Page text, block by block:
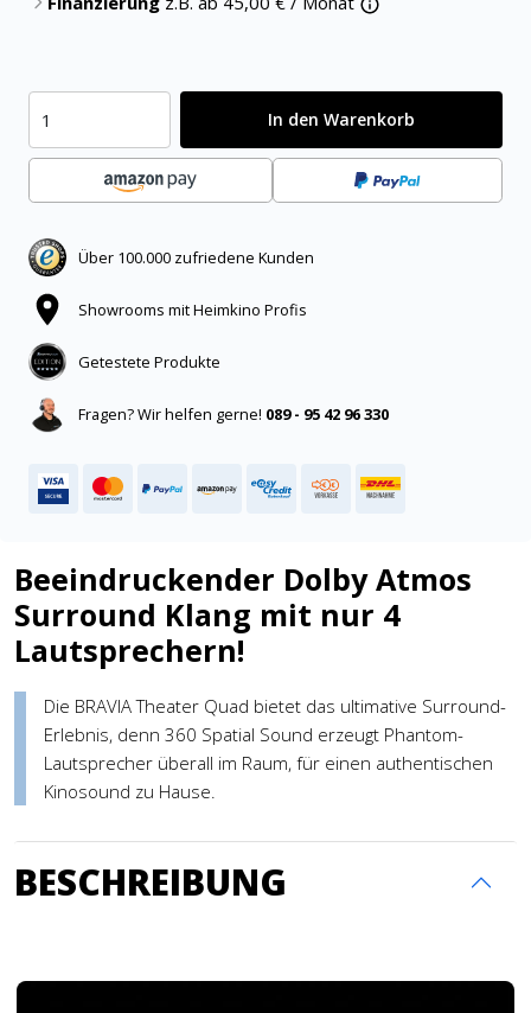
In den Warenkorb
Über 100.000 zufriedene Kunden
Showrooms mit Heimkino Profis
Getestete Produkte
Fragen? Wir helfen gerne! 089 - 95 42 96 330
Beeindruckender Dolby Atmos
Surround Klang mit nur 4
Lautsprechern!
Die BRAVIA Theater Quad bietet das ultimative Surround-
Erlebnis, denn 360 Spatial Sound erzeugt Phantom-
Lautsprecher überall im Raum, für einen authentischen
Kinosound zu Hause.
BESCHREIBUNG